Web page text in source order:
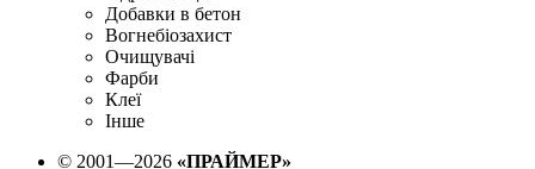
Добавки в бетон
Вогнебіозахист
Очищувачі
Фарби
Клеї
Інше
© 2001—2026 «ПРАЙМЕР»